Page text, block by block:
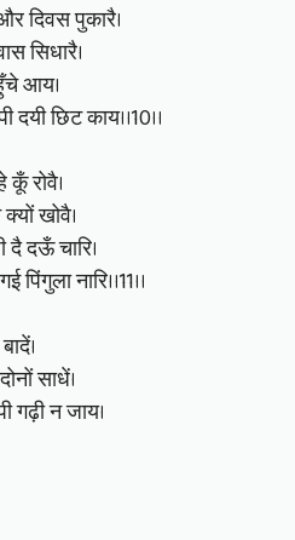
दिवस पुकारै।
सिधारै।
आय।
दयी छिट काय।।10।।
रोवै।
खोवै।
दै दऊँ चारि।
नारि।।11।।
साधें।
गढ़ी न जाय।